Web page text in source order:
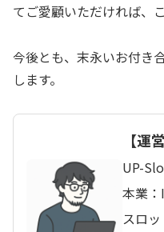
てご愛顧いただければ、
今後とも、末永いお付き
します。
【運
UP-
本業
スロ